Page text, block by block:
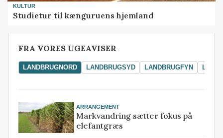
KULTUR
Studietur til kænguruens hjemland
FRA VORES UGEAVISER
LANDBRUGNORD LANDBRUGSYD LANDBRUGFYN
ARRANGEMENT
Markvandring sætter fokus på
elefantgræs